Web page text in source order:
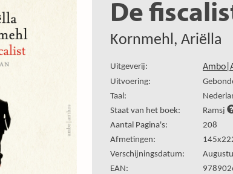
De
Kornmehl, Ariëlla
Uitgeverij:
Uitvoering:
Taal:
Staat van het boek:
Ramsj
Aantal Pagina's:
208
Afmetingen:
Verschijningsdatum:
EAN: